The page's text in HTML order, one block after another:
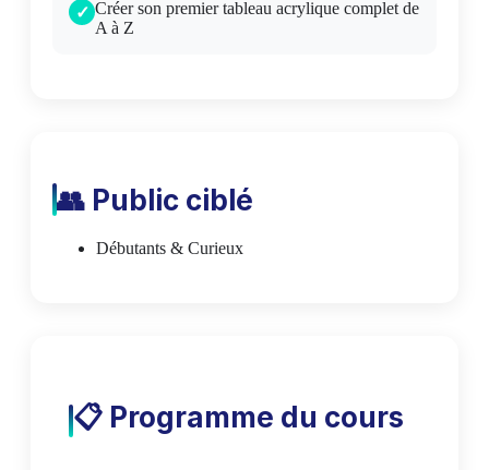
Créer son premier tableau acrylique complet de
A à Z
👥 Public ciblé
Débutants & Curieux
📋 Programme du cours